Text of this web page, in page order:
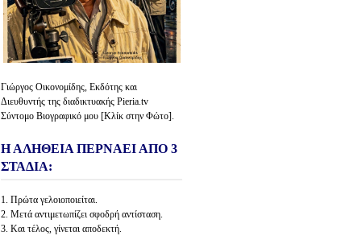
Γιώργος Οικονομίδης, Εκδότης και
Διευθυντής της διαδικτυακής Pieria.tv
Σύντομο Βιογραφικό μου [Κλίκ στην Φώτο].
Η ΑΛΗΘΕΙΑ ΠΕΡΝΑΕΙ ΑΠΟ 3
ΣΤΑΔΙΑ:
1. Πρώτα γελοιοποιείται.
2. Μετά αντιμετωπίζει σφοδρή αντίσταση.
3. Και τέλος, γίνεται αποδεκτή.